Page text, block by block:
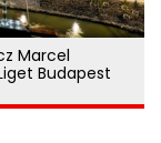
Marcel
Budapest